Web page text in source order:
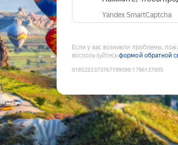
Yandex SmartCaptcha
Если у вас возникли проблемы,
воспользуйтесьформой обратной
9185223373767199099:1786137935